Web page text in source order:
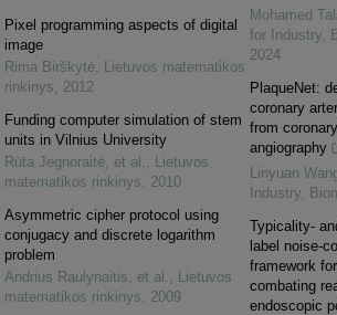
Pixel programming aspects of digital
image
Rima Birškytė, Lietuvos matematikos
rinkinys, 2012
Funding computer simulation of stem
units in Vilnius University
Rūta Jegnoraitė, et al. , Lietuvos
matematikos rinkinys, 2010
Asymmetric cipher protocol using
conjugacy and discrete logarithm
problem
Andrius Raulynaitis, et al. , Lietuvos
matematikos rinkinys, 2009
Mohamed
for Industry,
2024
PlaqueNet:
coronary
from
angiography
Linyuan
Industry,
Typicality-
label noise-
framework
combating
endoscopic